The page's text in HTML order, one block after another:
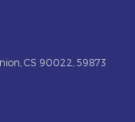
CS 90022, 59873